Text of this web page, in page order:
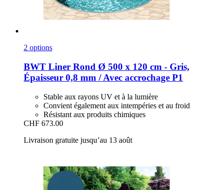
2 options
BWT Liner Rond Ø 500 x 120 cm -​ Gris,
Épaisseur 0,8 mm / Avec accrochage P1
Stable aux rayons UV et à la lumière
Convient également aux intempéries et au froid
Résistant aux produits chimiques
CHF 673.00
Livraison gratuite jusqu’au 13 août